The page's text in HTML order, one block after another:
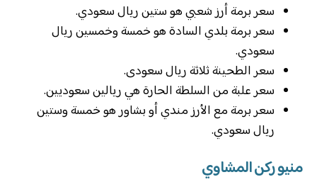
سعر برمة أرز شعبي هو ستين ريال سعودي.
سعر برمة بلدي السادة هو خمسة وخمسين ريال
سعودي.
سعر الطحينة ثلاثة ريال سعودى.
سعر علبة من السلطة الحارة هي ريالين سعوديين.
سعر برمة مع الأرز مندي أو بشاور هو خمسة وستين
ريال سعودي.
منيو ركن المشاوي